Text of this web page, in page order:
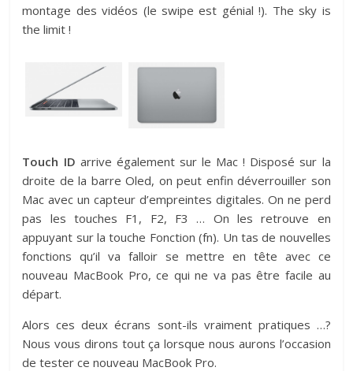
montage des vidéos (le swipe est génial !). The sky is
the limit !
Touch ID arrive également sur le Mac ! Disposé sur la
droite de la barre Oled, on peut enfin déverrouiller son
Mac avec un capteur d’empreintes digitales. On ne perd
pas les touches F1, F2, F3 … On les retrouve en
appuyant sur la touche Fonction (fn). Un tas de nouvelles
fonctions qu’il va falloir se mettre en tête avec ce
nouveau MacBook Pro, ce qui ne va pas être facile au
départ.
Alors ces deux écrans sont-ils vraiment pratiques …?
Nous vous dirons tout ça lorsque nous aurons l’occasion
de tester ce nouveau MacBook Pro.